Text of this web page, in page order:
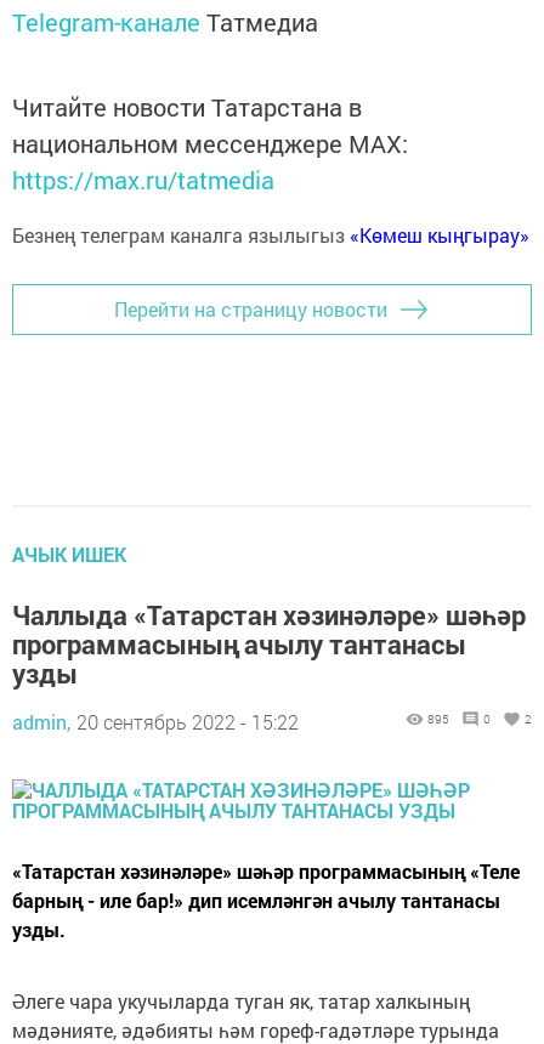
Telegram-канале Татмедиа
Читайте новости Татарстана в
национальном мессенджере MАХ:
https://max.ru/tatmedia
Безнең телеграм каналга язылыгыз «Көмеш кыңгырау»
Перейти на страницу новости
АЧЫК ИШЕК
Чаллыда «Татарстан хәзинәләре» шәһәр
программасының ачылу тантанасы
узды
admin, 20 сентябрь 2022 - 15:22 895 0 2
«Татарстан хәзинәләре» шәһәр программасының «Теле
барның - иле бар!» дип исемләнгән ачылу тантанасы
узды.
Әлеге чара укучыларда туган як, татар халкының
мәдәнияте, әдәбияты һәм гореф-гадәтләре турында